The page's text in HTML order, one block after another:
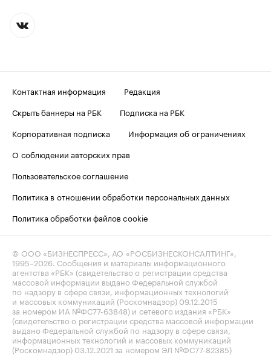
Контактная информация
Редакция
Скрыть баннеры на РБК
Подписка на РБК
Корпоративная подписка
Информация об ограничениях
О соблюдении авторских прав
Пользовательское соглашение
Политика в отношении обработки персональных данных
Политика обработки файлов cookie
© ООО «БИЗНЕСПРЕСС», АО «РОСБИЗНЕСКОНСАЛТИНГ»,
1995–2026. Сообщения и материалы информационного
агентства «РБК» (свидетельство о регистрации средства
массовой информации выдано Федеральной службой
по надзору в сфере связи, информационных технологий
и массовых коммуникаций (Роскомнадзор) 09.12.2015
за номером ИА №ФС77-63848) и сетевого издания «РБК»
(свидетельство о регистрации средства массовой информации
выдано Федеральной службой по надзору в сфере связи,
информационных технологий и массовых коммуникаций
(Роскомнадзор) 03.12.2021 за номером ЭЛ №ФС77-82385)